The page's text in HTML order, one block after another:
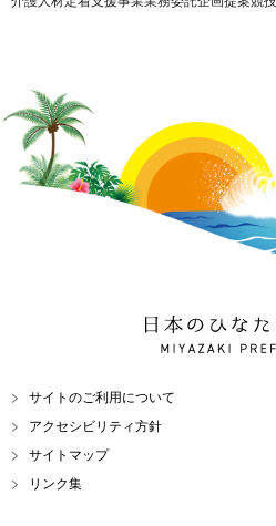
日本のひなた 宮
MIYAZAKI
サイトのご利用について
アクセシビリティ方針
サイトマップ
リンク集